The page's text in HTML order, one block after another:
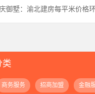
御墅：渝北建房每平米价格
类
商务服务 招商加盟 金融